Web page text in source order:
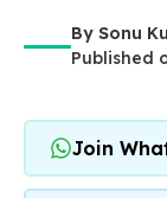
By Sonu
Published
Join